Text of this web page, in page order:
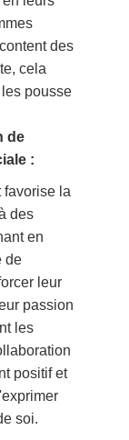
des
cela
pousse
de
:
favorise la
des
en
de
leur
passion
les
positif et
soi.